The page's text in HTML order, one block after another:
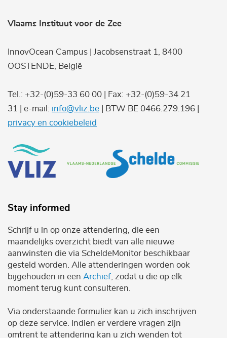
Vlaams Instituut voor de Zee
InnovOcean Campus | Jacobsenstraat 1, 8400
OOSTENDE, België
Tel.: +32-(0)59-33 60 00 | Fax: +32-(0)59-34 21
31 | e-mail: info@vliz.be | BTW BE 0466.279.196 |
privacy en cookiebeleid
Stay informed
Schrijf u in op onze attendering, die een
maandelijks overzicht biedt van alle nieuwe
aanwinsten die via ScheldeMonitor beschikbaar
gesteld worden. Alle attenderingen worden ook
bijgehouden in een Archief , zodat u die op elk
moment terug kunt consulteren.
Via onderstaande formulier kan u zich inschrijven
op deze service. Indien er verdere vragen zijn
omtrent te attendering kan u zich wenden tot